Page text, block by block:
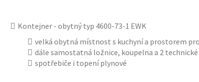
Kontejner - obytný typ 4600-73-1 EWK
velká obytná místnost s kuchyní a prostorem
dále samostatná ložnice, koupelna a 2
spotřebiče i topení plynové